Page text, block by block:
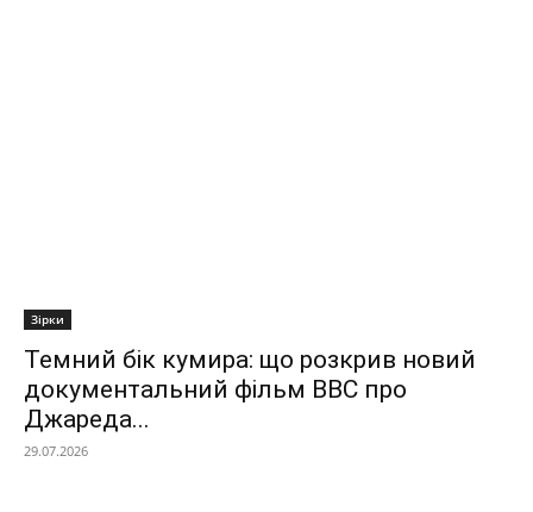
Зірки
Темний бік кумира: що розкрив новий
документальний фільм ВВС про
Джареда...
29.07.2026